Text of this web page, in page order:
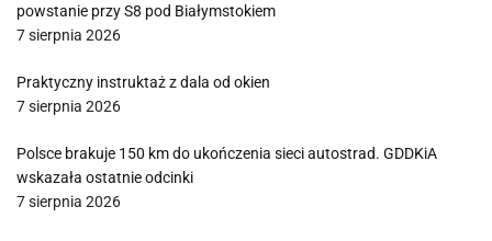
powstanie przy S8 pod Białymstokiem
7 sierpnia 2026
Praktyczny instruktaż z dala od okien
7 sierpnia 2026
Polsce brakuje 150 km do ukończenia sieci autostrad. GDDKiA
wskazała ostatnie odcinki
7 sierpnia 2026